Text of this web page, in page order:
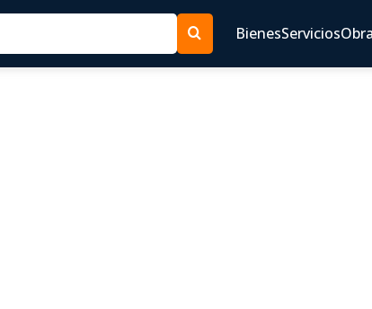
BienesServicios